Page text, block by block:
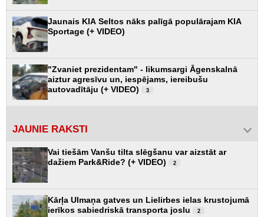
Jaunais KIA Seltos nāks palīgā populārajam KIA
Sportage (+ VIDEO)
"Zvaniet prezidentam" - likumsargi Āgenskalnā
aiztur agresīvu un, iespējams, iereibušu
autovadītāju (+ VIDEO)
3
JAUNIE RAKSTI
Vai tiešām Vanšu tilta slēgšanu var aizstāt ar
dažiem Park&Ride? (+ VIDEO)
2
Kārļa Ulmaņa gatves un Lielirbes ielas krustojumā
ierīkos sabiedriskā transporta joslu
2